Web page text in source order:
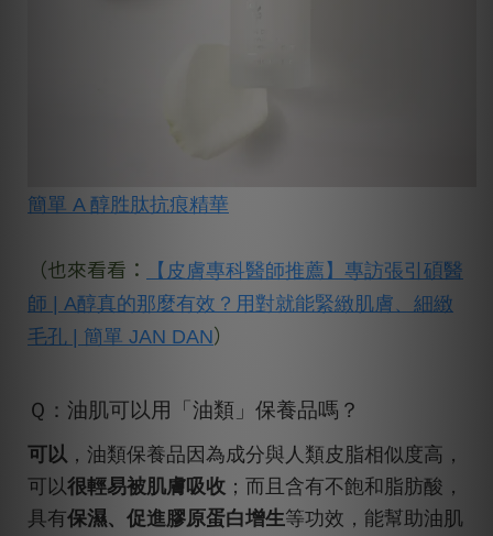
簡單 A 醇胜肽抗痕精華
（也來看看：
【皮膚專科醫師推薦】專訪張引碩醫
師 | A醇真的那麼有效？用對就能緊緻肌膚、細緻
毛孔 | 簡單 JAN DAN）
Ｑ：油肌可以用「油類」保養品嗎？
可以 ，油類保養品因為成分與人類皮脂相似度高，
可以很輕易被肌膚吸收 ；而且含有不飽和脂肪酸，
具有保濕、促進膠原蛋白增生等功效，能幫助油肌